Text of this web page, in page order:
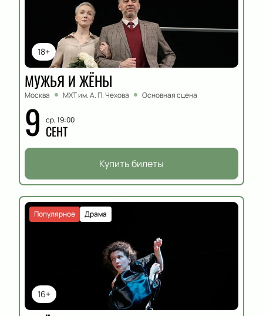
18+
МУЖЬЯ И ЖЁНЫ
Москва МХТ им. А. П. Чехова Основная сцена
9 ср, 19:00
СЕНТ
Купить билеты
16+
Драма
Популярное